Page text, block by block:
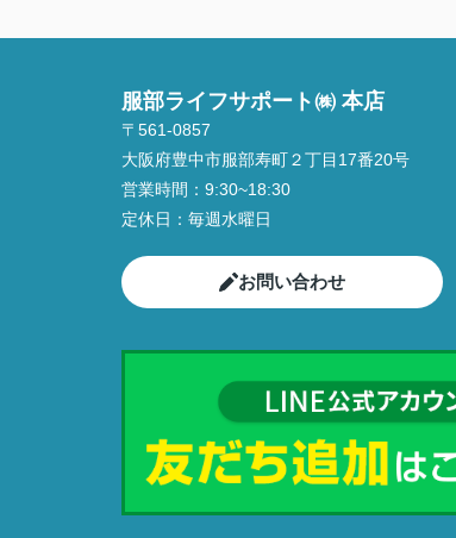
服部ライフサポート㈱ 本店
〒561-0857
大阪府豊中市服部寿町２丁目17番20号
営業時間： 9:30~18:30
定休日： 毎週水曜日
お問い合わせ